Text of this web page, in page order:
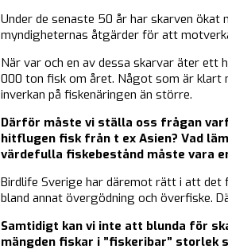
Under de senaste 50 år har skarven
myndigheternas åtgärder för att
När var och en av dessa skarvar äter ett
000 ton fisk om året. Något som är
inverkan på fiskenäringen än större.
Därför måste vi ställa oss frågan
hitflugen fisk från t ex Asien? Vad
värdefulla fiskebestånd måste vara
Birdlife Sverige har däremot rätt i att det
bland annat övergödning och överfiske.
Samtidigt kan vi inte att blunda för
mängden fiskar i ”fiskeribar” storlek